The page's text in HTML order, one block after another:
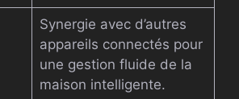
Synergie avec d’autres
appareils connectés pour
une gestion fluide de la
maison intelligente.